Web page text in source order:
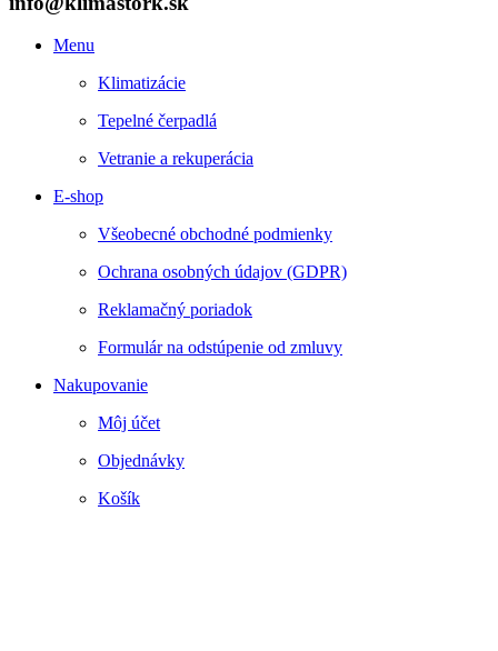
Menu
Klimatizácie
Tepelné čerpadlá
Vetranie a rekuperácia
E-shop
Všeobecné obchodné podmienky
Ochrana osobných údajov (GDPR)
Reklamačný poriadok
Formulár na odstúpenie od zmluvy
Nakupovanie
Môj účet
Objednávky
Košík